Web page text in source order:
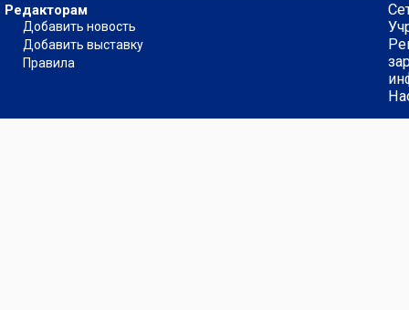
Редакторам
Добавить новость
Добавить выставку
Правила